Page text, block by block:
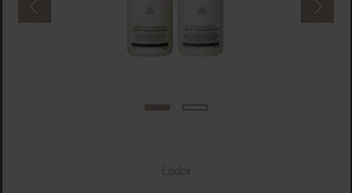
Lador